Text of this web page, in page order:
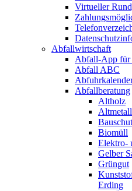
Virtueller
Abfallwirtschaft
Abfall-App für
Abfall ABC
Abfallberatung
Altholz
Altmetall
Biomüll
Elektro-
Gelber
Grüngut
Erding